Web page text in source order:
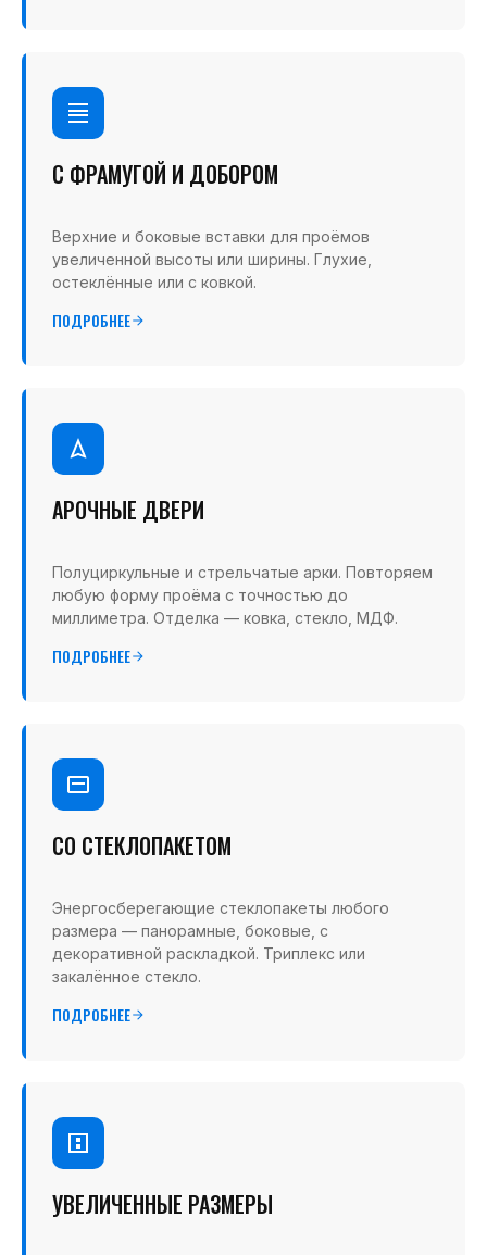
С ФРАМУГОЙ И ДОБОРОМ
Верхние и боковые вставки для проёмов
увеличенной высоты или ширины. Глухие,
остеклённые или с ковкой.
ПОДРОБНЕЕ
АРОЧНЫЕ ДВЕРИ
Полуциркульные и стрельчатые арки. Повторяем
любую форму проёма с точностью до
миллиметра. Отделка — ковка, стекло, МДФ.
ПОДРОБНЕЕ
СО СТЕКЛОПАКЕТОМ
Энергосберегающие стеклопакеты любого
размера — панорамные, боковые, с
декоративной раскладкой. Триплекс или
закалённое стекло.
ПОДРОБНЕЕ
УВЕЛИЧЕННЫЕ РАЗМЕРЫ